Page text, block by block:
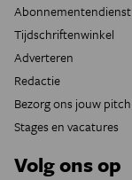
Abonnementendienst
Tijdschriftenwinkel
Adverteren
Redactie
Bezorg ons jouw pitch
Stages en vacatures
Volg ons op